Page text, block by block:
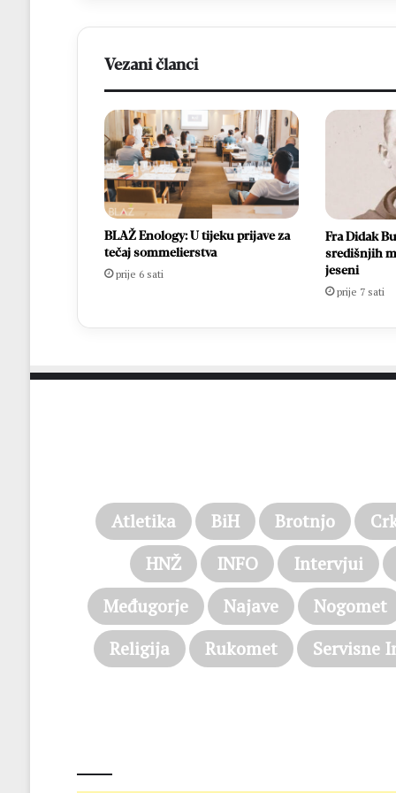
Vezani članci
BLAŽ Enology: U tijeku prijave za
tečaj sommelierstva
prije 6 sati
Fra Didak
središnjih
jeseni
prije 7 sati
Atletika BiH Brotnjo
HNŽ
INFO Intervjui
Međugorje
Najave Nogomet
Religija
Rukomet Servisne